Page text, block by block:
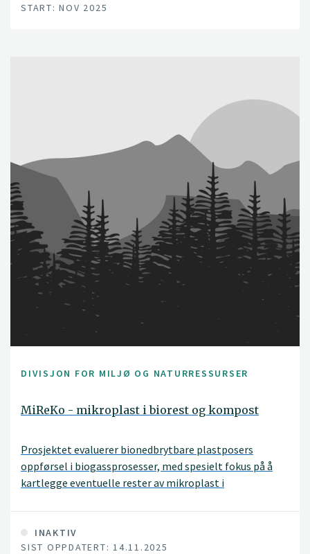
START: NOV 2025
DIVISJON FOR MILJØ OG NATURRESSURSER
MiReKo - mikroplast i biorest og kompost
Prosjektet evaluerer bionedbrytbare plastposers
oppførsel i biogassprosesser, med spesielt fokus på å
kartlegge eventuelle rester av mikroplast i
fra 3 produsenter evaluert.
INAKTIV
SIST OPPDATERT: 14.11.2025